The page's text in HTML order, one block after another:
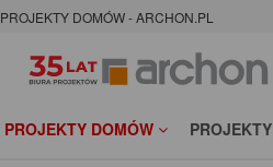
PROJEKTY DOMÓW - ARCHON.PL
PROJEKTY DOMÓW